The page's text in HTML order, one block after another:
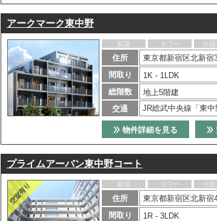
アークマーク東中野
新築 タワー 分譲
住所
東京都新宿区北新宿
間取り
1K - 1LDK
総階数
地上5階建
交通
JR総武中央線「東
物件詳細を見る
プライムアーバン東中野コート
新築 タワー 分譲
住所
東京都新宿区北新宿
間取り
1R - 3LDK